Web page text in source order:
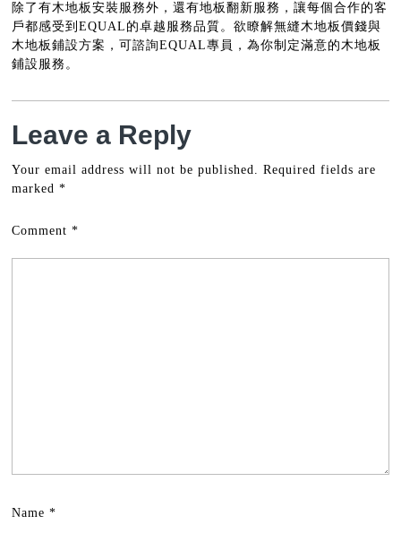
除了有木地板安裝服務外，還有地板翻新服務，讓每個合作的客
戶都感受到EQUAL的卓越服務品質。欲瞭解無縫木地板價錢與
木地板鋪設方案，可諮詢EQUAL專員，為你制定滿意的木地板
鋪設服務。
Leave a Reply
Your email address will not be published. Required fields are
marked*
Comment*
Name*